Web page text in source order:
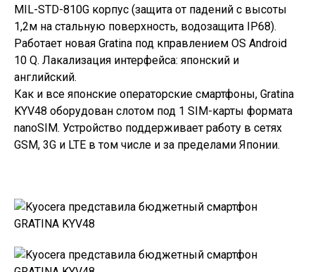
MIL-STD-810G корпус (защита от падений с высоты
1,2м на стальную поверхность, водозащита IP68).
Работает новая Gratina под кправлением OS Android
10 Q. Лакализация интерфейса: японский и
английский.
Как и все японские операторские смартфоны, Gratina
KYV48 оборудован слотом под 1 SIM-карты формата
nanoSIM. Устройство поддерживает работу в сетях
GSM, 3G и LTE в том числе и за пределами Японии.